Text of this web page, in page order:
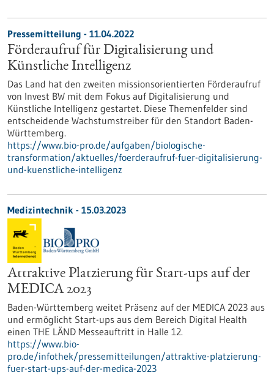
Pressemitteilung - 11.04.2022
Förderaufruf für Digitalisierung und
Künstliche Intelligenz
Das Land hat den zweiten missionsorientierten Förderaufruf
von Invest BW mit dem Fokus auf Digitalisierung und
Künstliche Intelligenz gestartet. Diese Themenfelder sind
entscheidende Wachstumstreiber für den Standort Baden-
Württemberg.
https://www.bio-pro.de/aufgaben/biologische-
transformation/aktuelles/foerderaufruf-fuer-digitalisierung-
und-kuenstliche-intelligenz
Medizintechnik - 15.03.2023
Attraktive Platzierung für Start-ups auf der
MEDICA 2023
Baden-Württemberg weitet Präsenz auf der MEDICA 2023 aus
und ermöglicht Start-ups aus dem Bereich Digital Health
einen THE LÄND Messeauftritt in Halle 12.
https://www.bio-
pro.de/infothek/pressemitteilungen/attraktive-platzierung-
fuer-start-ups-auf-der-medica-2023